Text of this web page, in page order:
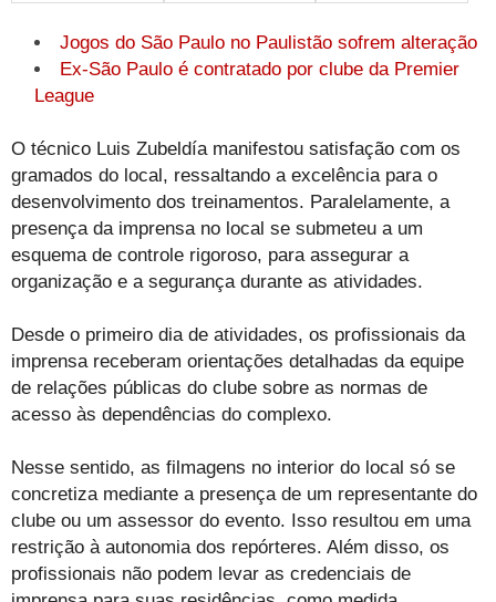
Jogos do São Paulo no Paulistão sofrem alteração
Ex-São Paulo é contratado por clube da Premier
League
O técnico Luis Zubeldía manifestou satisfação com os
gramados do local, ressaltando a excelência para o
desenvolvimento dos treinamentos. Paralelamente, a
presença da imprensa no local se submeteu a um
esquema de controle rigoroso, para assegurar a
organização e a segurança durante as atividades.
Desde o primeiro dia de atividades, os profissionais da
imprensa receberam orientações detalhadas da equipe
de relações públicas do clube sobre as normas de
acesso às dependências do complexo.
Nesse sentido, as filmagens no interior do local só se
concretiza mediante a presença de um representante do
clube ou um assessor do evento. Isso resultou em uma
restrição à autonomia dos repórteres. Além disso, os
profissionais não podem levar as credenciais de